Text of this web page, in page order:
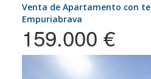
Venta de Apartamento con terraza y piscina en
Empuriabrava
159.000 €